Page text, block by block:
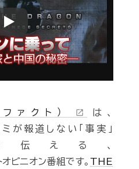
Play
ファクト） open_in_new
は、
が報道しない「事実」
伝える、
ピニオン番組です。 THE